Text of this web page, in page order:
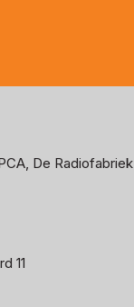
De Radiofabriek
11